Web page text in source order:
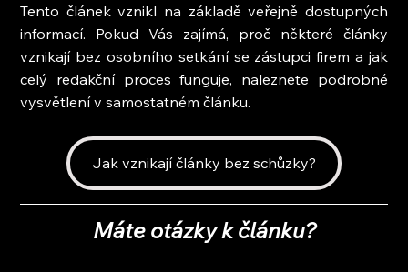
Tento článek vznikl na základě veřejně dostupných
informací. Pokud Vás zajímá, proč některé články
vznikají bez osobního setkání se zástupci firem a jak
celý redakční proces funguje, naleznete podrobné
vysvětlení v samostatném článku.
Jak vznikají články bez schůzky?
Máte otázky k článku?